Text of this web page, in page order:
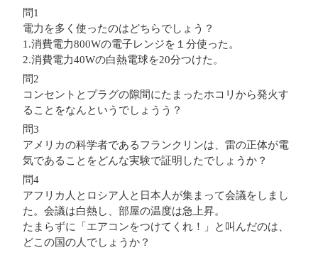
問1
電力を多く使ったのはどちらでしょう？
1.消費電力800Wの電子レンジを１分使った。
2.消費電力40Wの白熱電球を20分つけた。
問2
コンセントとプラグの隙間にたまったホコリから発火す
ることをなんというでしょうう？
問3
アメリカの科学者であるフランクリンは、雷の正体が電
気であることをどんな実験で証明したでしょうか？
問4
アフリカ人とロシア人と日本人が集まって会議をしまし
た。会議は白熱し、部屋の温度は急上昇。
たまらずに「エアコンをつけてくれ！」と叫んだのは、
どこの国の人でしょうか？